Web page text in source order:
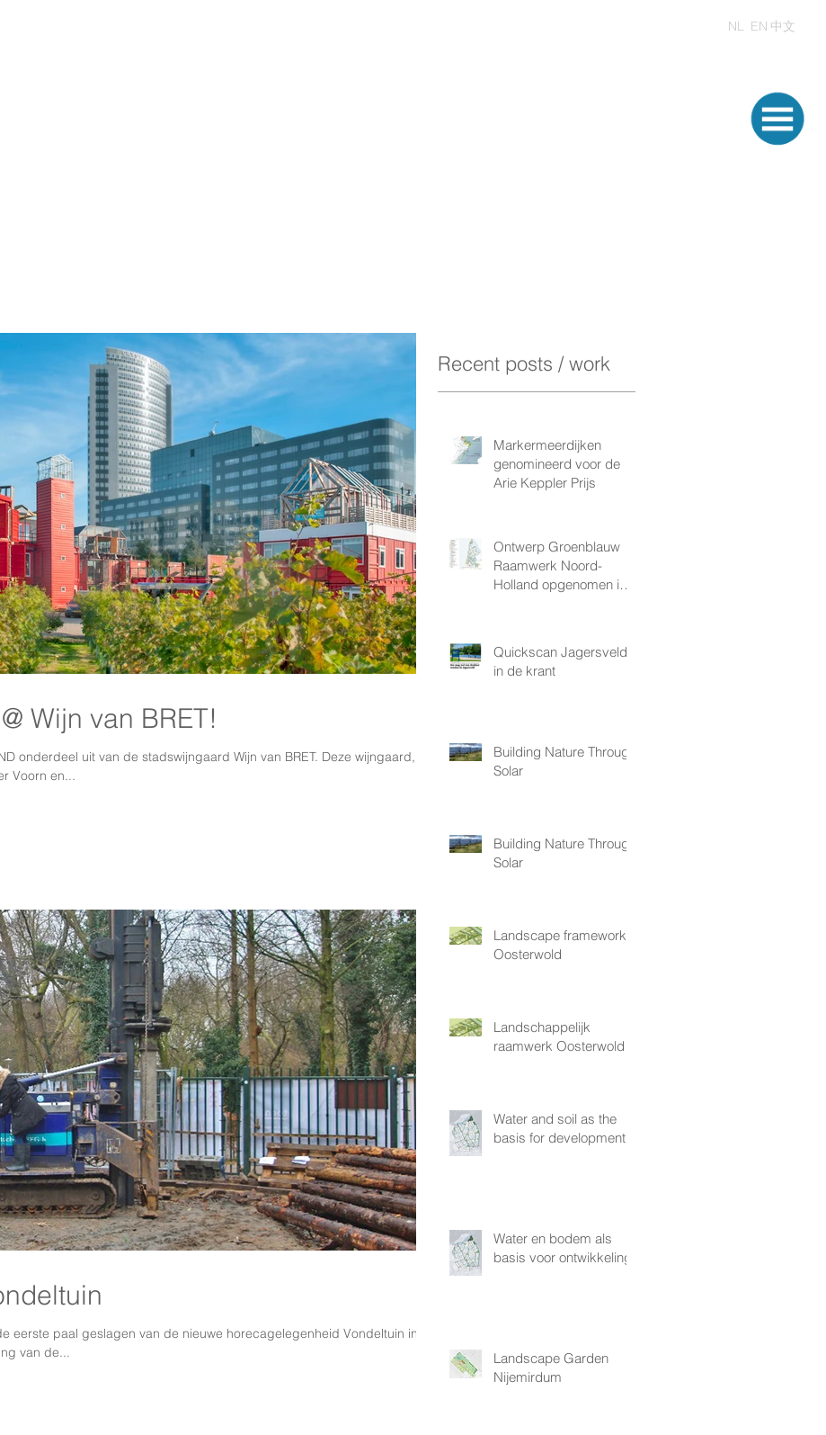
NL EN 中文
Wijn van BRET!
onderdeel uit van de stadswijngaard Wijn van BRET. Deze wijngaard,
Voorn en...
eerste paal geslagen van de nieuwe horecagelegenheid Vondeltuin in
van de...
Recent posts / work
Markermeerdijken
genomineerd voor de
Arie Keppler Prijs
Ontwerp Groenblauw
Raamwerk Noord-
Holland opgenomen in
Quickscan Jagersveld
in de krant
Building Nature Through
Solar
Building Nature Through
Solar
Landscape framework
Oosterwold
Landschappelijk
raamwerk Oosterwold
Water and soil as the
basis for development
Water en bodem als
basis voor ontwikkeling
Landscape Garden
Nijemirdum